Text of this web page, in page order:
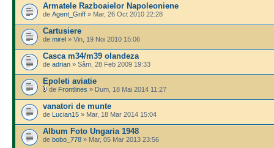
Armatele Razboaielor Napoleoniene
de Agent_Griff » Mar, 26 Oct 2010 22:28
Cartusiere
de mirel » Vin, 19 Noi 2010 15:06
Casca m34/m39 olandeza
de adrian » Sâm, 28 Feb 2009 19:33
Epoleti aviatie
de Frontlines » Dum, 18 Mai 2014 11:27
vanatori de munte
de Lucian15 » Mar, 18 Mar 2014 15:04
Album Foto Ungaria 1948
de bobo_778 » Mar, 05 Mar 2013 23:56